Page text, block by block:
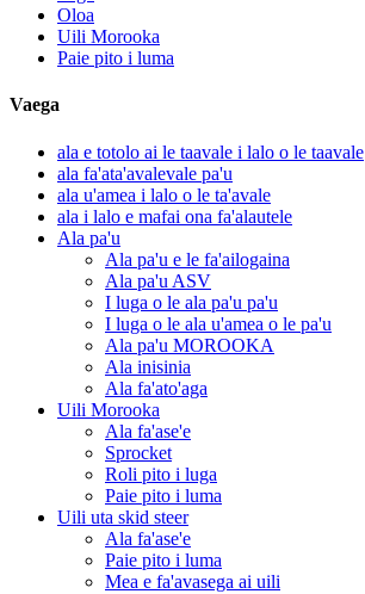
Oloa
Uili Morooka
Paie pito i luma
Vaega
ala e totolo ai le taavale i lalo o le taavale
ala fa'ata'avalevale pa'u
ala u'amea i lalo o le ta'avale
ala i lalo e mafai ona fa'alautele
Ala pa'u
Ala pa'u e le fa'ailogaina
Ala pa'u ASV
I luga o le ala pa'u pa'u
I luga o le ala u'amea o le pa'u
Ala pa'u MOROOKA
Ala inisinia
Ala fa'ato'aga
Uili Morooka
Ala fa'ase'e
Sprocket
Roli pito i luga
Paie pito i luma
Uili uta skid steer
Ala fa'ase'e
Paie pito i luma
Mea e fa'avasega ai uili